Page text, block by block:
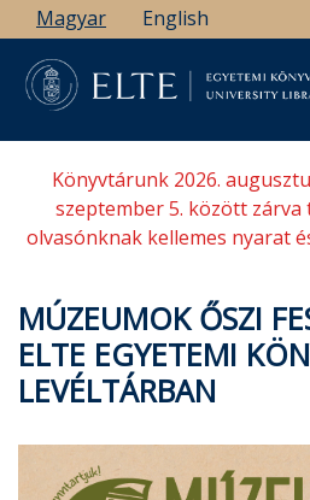
Ugrás
a
tartalomra
Magyar English
Könyvtárunk 2026.
szeptember 5. között zárva
olvasónknak kellemes nyarat
MÚZEUMOK ŐSZI
ELTE EGYETEMI
LEVÉLTÁRBAN